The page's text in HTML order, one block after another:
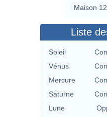
Maison 12
Liste
Soleil
Vénus
Mercure
Saturne
Lune